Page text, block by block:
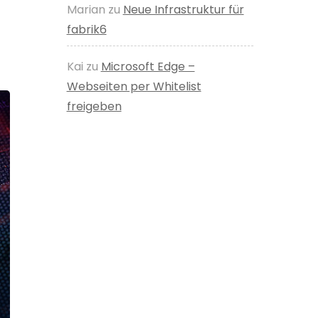
Marian zu Neue Infrastruktur für
fabrik6
Kai zu Microsoft Edge –
Webseiten per Whitelist
freigeben